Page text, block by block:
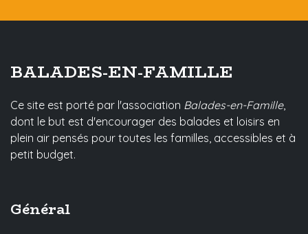
BALADES-EN-FAMILLE
Ce site est porté par l'association Balades-en-Famille,
dont le but est d'encourager des balades et loisirs en
plein air pensés pour toutes les familles, accessibles et à
petit budget.
Général